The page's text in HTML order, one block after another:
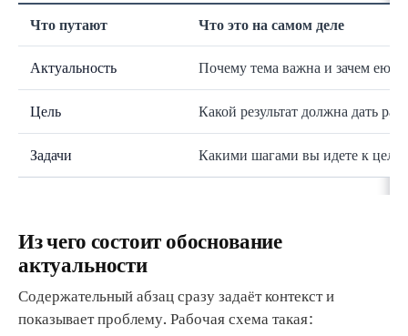
Что путают Что это на самом деле
Актуальность Почему тема важна и зачем ею
Цель Какой результат должна дать
Задачи Какими шагами вы идете к цели
Из чего состоит обоснование
актуальности
Содержательный абзац сразу задаёт контекст и
показывает проблему. Рабочая схема такая: